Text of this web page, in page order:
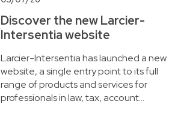
Discover the new Larcier-
Intersentia website
Larcier-Intersentia has launched a new
website, a single entry point to its full
range of products and services for
professionals in law, tax, account…